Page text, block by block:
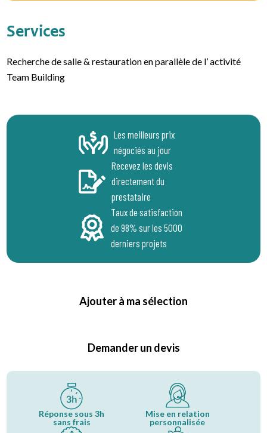
Services
Recherche de salle & restauration en parallèle de l’ activité
Team Building
Les meilleurs prix
négociés au jour
Recevez les devis
directement du
prestataire
Taux de satisfaction
de 98% sur les 5000
derniers projets
Ajouter à ma sélection
Demander un devis
Réponse sous 3h
sans frais
Mise en relation
personnalisée